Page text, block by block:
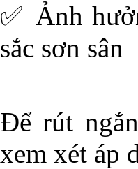
✅ Ảnh
sắc sơn sân
Để rút
xem xét áp